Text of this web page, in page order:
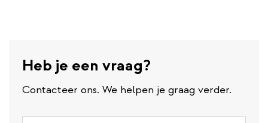
Heb je een vraag?
Contacteer ons. We helpen je graag verder.